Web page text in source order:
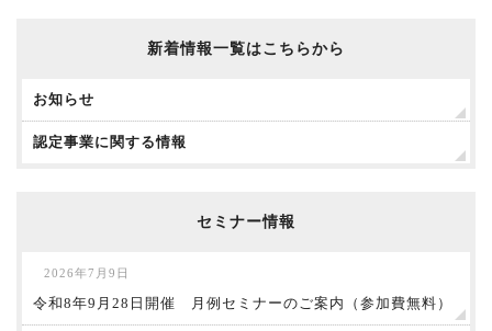
新着情報一覧はこちらから
お知らせ
認定事業に関する情報
セミナー情報
2026年7月9日
令和8年9月28日開催 月例セミナーのご案内（参加費無料）